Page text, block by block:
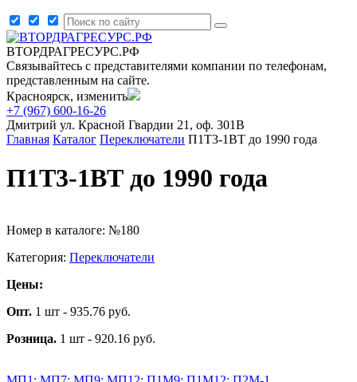
ВТОРДРАГРЕСУРС.РФ
Связывайтесь с представителями компании по телефонам,
представленным на сайте.
Красноярск, изменить
+7 (967) 600-16-26
Дмитрий ул. Красной Гвардии 21, оф. 301В
Главная Каталог Переключатели П1Т3-1ВТ до 1990 года
П1Т3-1ВТ до 1990 года
Номер в каталоге: №180
Категория: Переключатели
Цены:
Опт. 1 шт - 935.76 руб.
Розница. 1 шт - 920.16 руб.